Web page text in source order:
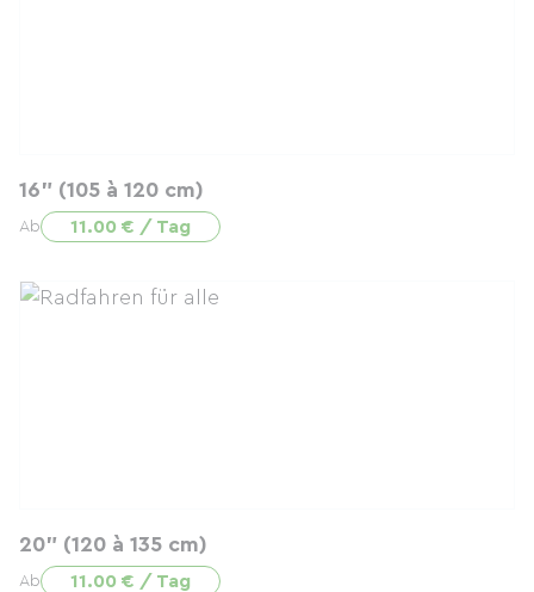
16" (105 à 120 cm)
Ab 11.00 € / Tag
20" (120 à 135 cm)
Ab 11.00 € / Tag